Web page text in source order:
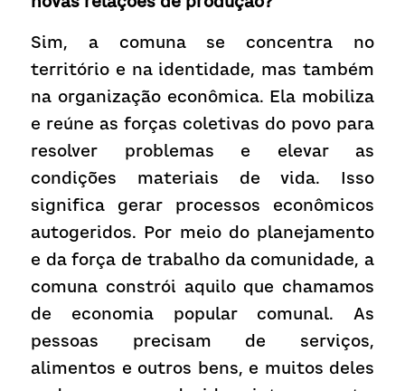
Sim, a comuna se concentra no
território e na identidade, mas também
na organização econômica. Ela mobiliza
e reúne as forças coletivas do povo para
resolver problemas e elevar as
condições materiais de vida. Isso
significa gerar processos econômicos
autogeridos. Por meio do planejamento
e da força de trabalho da comunidade, a
comuna constrói aquilo que chamamos
de economia popular comunal. As
pessoas precisam de serviços,
alimentos e outros bens, e muitos deles